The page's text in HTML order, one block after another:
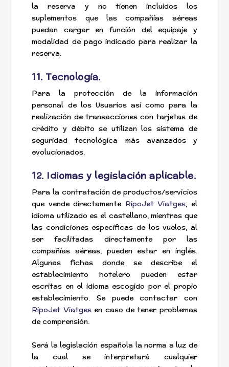
la reserva y no tienen incluidos los
suplementos que las compañías aéreas
puedan cargar en función del equipaje y
modalidad de pago indicado para realizar la
reserva.
11. Tecnología.
Para la protección de la información
personal de los Usuarios así como para la
realización de transacciones con tarjetas de
crédito y débito se utilizan los sistema de
seguridad tecnológica más avanzados y
evolucionados.
12. Idiomas y legislación aplicable.
Para la contratación de productos/servicios
que vende directamente RipoJet Viatges, el
idioma utilizado es el castellano, mientras que
las condiciones específicas de los vuelos, al
ser facilitadas directamente por las
compañías aéreas, pueden estar en inglés.
Algunas fichas donde se describe el
establecimiento hotelero pueden estar
escritas en el idioma escogido por el propio
establecimiento. Se puede contactar con
RipoJet Viatgesen caso de tener problemas
de comprensión.
Será la legislación española la norma a luz de
la cual se interpretará cualquier